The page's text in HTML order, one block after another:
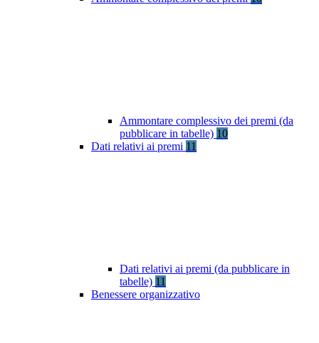
Ammontare complessivo dei premi (da
pubblicare in tabelle) 10
Dati relativi ai premi 11
Dati relativi ai premi (da pubblicare in
tabelle) 11
Benessere organizzativo